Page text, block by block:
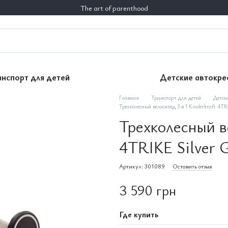
The art of parenthood
для детей Детские
Главная Транспорт для детей
Трехколесный велосипед 3 в 1 Kinderkraft
Трехколесный
4TRIKE Silver
Артикул: 301089 Оставить отзыв
3 590 грн
Где купить